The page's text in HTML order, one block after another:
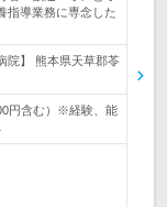
指導業務に専念した
院】 熊本県天草郡苓
円含む）※経験、能